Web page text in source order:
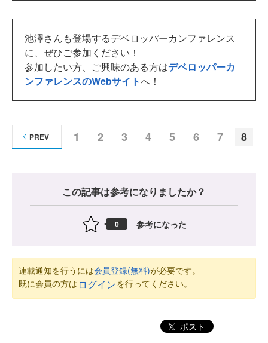
池澤さんも登場するデベロッパーカンファレンス
に、ぜひご参加ください！
参加したい方、ご興味のある方はデベロッパーカ
ンファレンスのWebサイトへ！
1 2 3 4 5 6 7 8
PREV
この記事は参考になりましたか？
0 参考になった
連載通知を行うには会員登録(無料)が必要です。
既に会員の方は ログインを行ってください。
ポスト